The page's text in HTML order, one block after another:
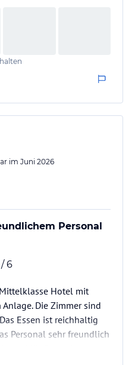
im Juni 2026
Personal
/ 6
Hotel mit
Die Zimmer sind
Essen ist reichhaltig
Personal sehr freundlich
Der Zugang zum Meer